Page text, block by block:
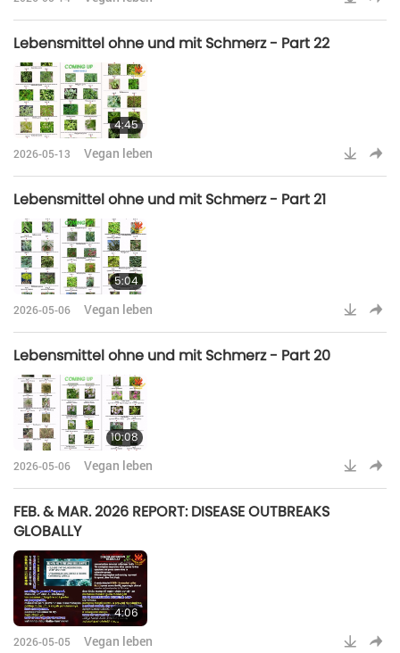
Lebensmittel ohne und mit Schmerz - Part 22
4:45
2026-05-13 Vegan leben
Lebensmittel ohne und mit Schmerz - Part 21
5:04
2026-05-06 Vegan leben
Lebensmittel ohne und mit Schmerz - Part 20
10:08
2026-05-06 Vegan leben
FEB. & MAR. 2026 REPORT: DISEASE OUTBREAKS
GLOBALLY
4:06
2026-05-05 Vegan leben